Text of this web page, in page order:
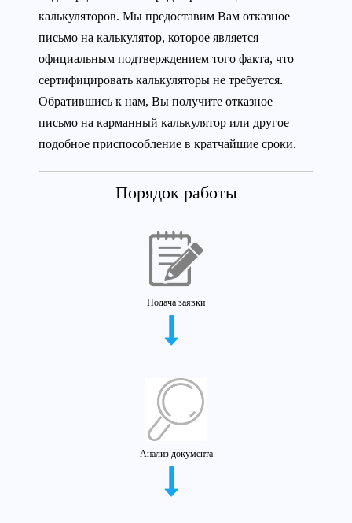
калькуляторов. Мы предоставим Вам отказное
письмо на калькулятор, которое является
официальным подтверждением того факта, что
сертифицировать калькуляторы не требуется.
Обратившись к нам, Вы получите отказное
письмо на карманный калькулятор или другое
подобное приспособление в кратчайшие сроки.
Порядок работы
Подача заявки
Анализ документа